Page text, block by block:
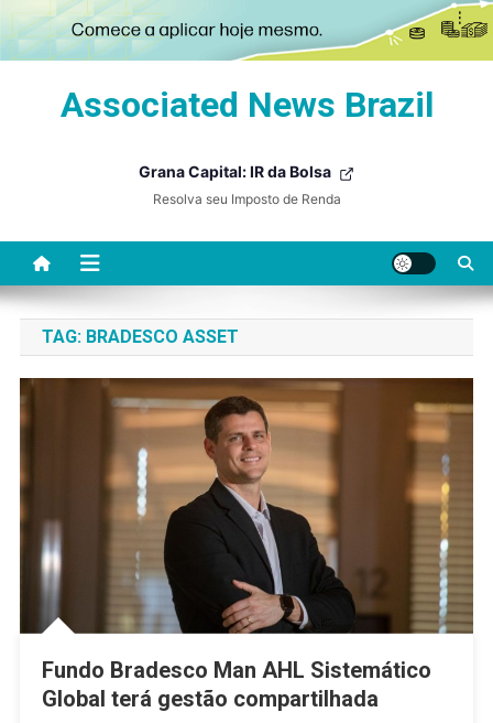
Associated News Brazil
Grana Capital: IR da Bolsa
Resolva seu Imposto de Renda
TAG: BRADESCO ASSET
Fundo Bradesco Man AHL Sistemático
Global terá gestão compartilhada